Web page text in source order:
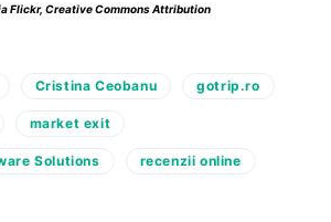
Flickr, Creative Commons Attribution
Cristina Ceobanu gotrip.ro
market exit
Solutions recenzii online